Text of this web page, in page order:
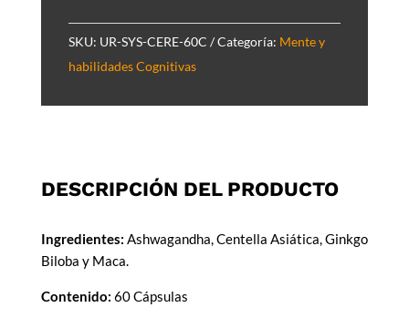
SKU: UR-SYS-CERE-60C Categoría: Mente y
habilidades Cognitivas
DESCRIPCIÓN DEL PRODUCTO
Ingredientes: Ashwagandha, Centella Asiática, Ginkgo
Biloba y Maca.
Contenido: 60 Cápsulas